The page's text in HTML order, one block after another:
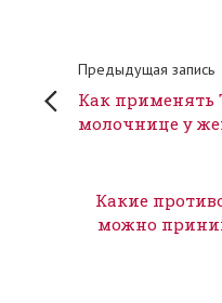
Предыдущая запись
Как применять
молочнице у
Какие
можно